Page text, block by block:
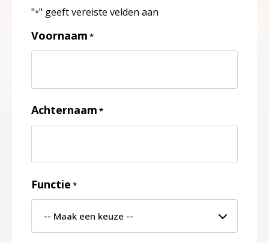
"*" geeft vereiste velden aan
Voornaam *
Achternaam *
Functie *